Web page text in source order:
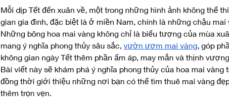
Mỗi dịp Tết đến xuân về, một trong những hình ảnh không thể
gian gia đình, đặc biệt là ở miền Nam, chính là những chậu mai
Những bông hoa mai vàng không chỉ là biểu tượng của mùa
mang ý nghĩa phong thủy sâu sắc, vườn ươm mai vàng, góp
không gian ngày Tết thêm phần ấm áp, may mắn và thịnh
Bài viết này sẽ khám phá ý nghĩa phong thủy của hoa mai vàng
đồng thời giới thiệu những nơi bạn có thể tìm thuê mai vàng
thêm trọn vẹn.